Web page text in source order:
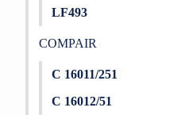
LF493
COMPAIR
C 16011/251
C 16012/51